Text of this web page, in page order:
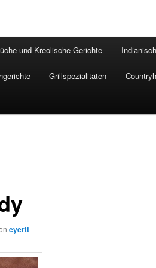
und Kreolische Gerichte
Grillspezialitäten
eyertt